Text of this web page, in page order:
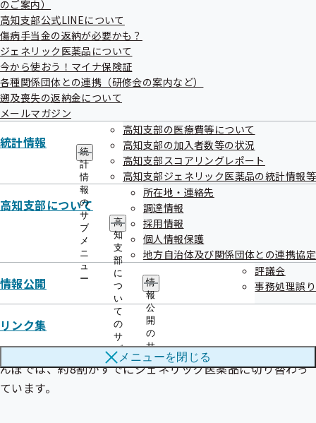
のご案内）
高知支部公式LINEについて
傷病手当金の返納が必要かも？
ジェネリック医薬品について
今から使おう！マイナ保険証
各種関係団体との連携（研修会の案内など）
遡及喪失の返納金について
メールマガジン
統計情報
統
計
情
報
の
サ
ブ
メ
ニ
ュ
ー
高知支部の医療費等について
高知支部の加入者数等の状況
高知支部スコアリングレポート
高知支部ジェネリック医薬品の統計情報等
高知支部について
高
知
支
部
に
つ
い
て
の
サ
ブ
メ
ニ
所在地・連絡先
調達情報
採用情報
個人情報保護
地方自治体及び関係団体との連携協定
情報公開
情
報
公
開
の
サ
ブ
メ
評議会
事務処理誤り
リンク集
メニューを閉じる
クエストしよう。
ジェネリック医薬品とは
は、新薬（先発医薬品）の特許期間が満
了した後に発売される、同じ有効成分を使った、①品質、②
効き目、③安全性が同等で④低価格なおくすりです。協会け
んぽでは、約8割がすでにジェネリック医薬品に切り替わっ
ています。